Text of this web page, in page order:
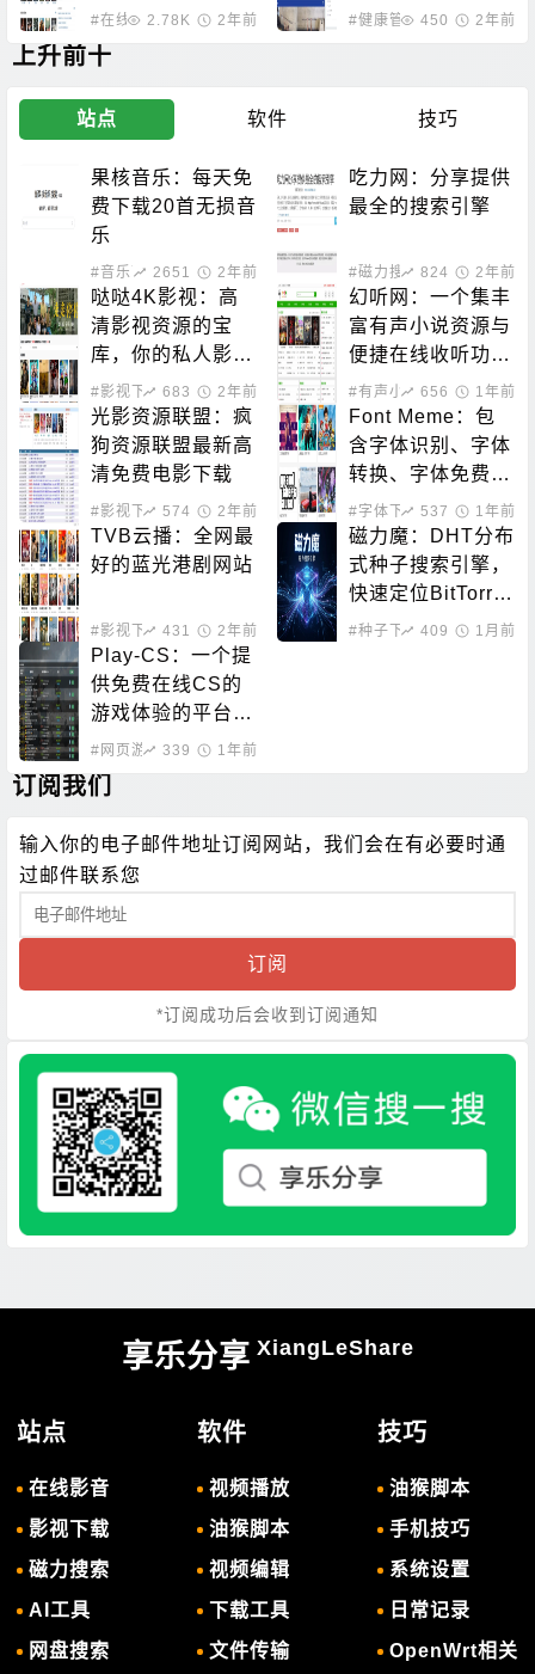
#在线影音2.78K 2年前 #健康管理450 2年前
上升前十
站点 软件 技巧
果核音乐：每天免
费下载20首无损音
乐
#音乐下载2651 2年前
吃力网：分享提供
最全的搜索引擎
#磁力搜索824 2年前
哒哒4K影视：高
清影视资源的宝
库，你的私人影院
新选择！
#影视下载 683 2年前
幻听网：一个集丰
富有声小说资源与
便捷在线收听功能
于一体的平台
#有声小说656 1年前
光影资源联盟：疯
狗资源联盟最新高
清免费电影下载
#影视下载 574 2年前
Font Meme：包
含字体识别、字体
转换、字体免费下
载的站点
#字体下载537 1年前
TVB云播：全网最
好的蓝光港剧网站
#影视下载 #在线影音
431 2年前
磁力魔：DHT分布
式种子搜索引擎，
快速定位BitTorre
nt资源
#种子下载 #磁力搜索
409 1月前
Play-CS：一个提
供免费在线CS的
游戏体验的平台，
无需下载即可畅玩
#网页游戏 339 1年前
订阅我们
输入你的电子邮件地址订阅网站，我们会在有必要时通
过邮件联系您
订阅
*订阅成功后会收到订阅通知
享乐分享 XiangLeShare
站点
在线影音
影视下载
磁力搜索
AI工具
网盘搜索
软件
视频播放
油猴脚本
视频编辑
下载工具
文件传输
技巧
油猴脚本
手机技巧
系统设置
日常记录
OpenWrt相关